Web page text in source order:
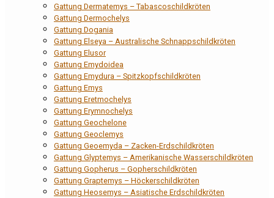
Gattung Dermatemys – Tabascoschildkröten
Gattung Dermochelys
Gattung Dogania
Gattung Elseya – Australische Schnappschildkröten
Gattung Elusor
Gattung Emydoidea
Gattung Emydura – Spitzkopfschildkröten
Gattung Emys
Gattung Eretmochelys
Gattung Erymnochelys
Gattung Geochelone
Gattung Geoclemys
Gattung Geoemyda – Zacken-Erdschildkröten
Gattung Glyptemys – Amerikanische Wasserschildkröten
Gattung Gopherus – Gopherschildkröten
Gattung Graptemys – Höckerschildkröten
Gattung Heosemys – Asiatische Erdschildkröten